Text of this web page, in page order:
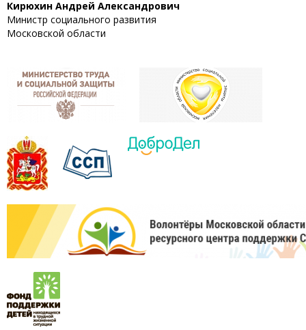
Кирюхин Андрей Александрович
Министр социального развития
Московской области